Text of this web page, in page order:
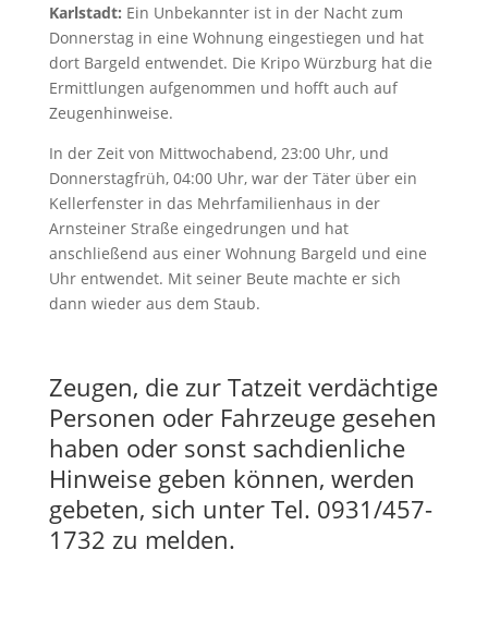
Karlstadt: Ein Unbekannter ist in der Nacht zum
Donnerstag in eine Wohnung eingestiegen und hat
dort Bargeld entwendet. Die Kripo Würzburg hat die
Ermittlungen aufgenommen und hofft auch auf
Zeugenhinweise.
In der Zeit von Mittwochabend, 23:00 Uhr, und
Donnerstagfrüh, 04:00 Uhr, war der Täter über ein
Kellerfenster in das Mehrfamilienhaus in der
Arnsteiner Straße eingedrungen und hat
anschließend aus einer Wohnung Bargeld und eine
Uhr entwendet. Mit seiner Beute machte er sich
dann wieder aus dem Staub.
Zeugen, die zur Tatzeit verdächtige
Personen oder Fahrzeuge gesehen
haben oder sonst sachdienliche
Hinweise geben können, werden
gebeten, sich unter Tel. 0931/457-
1732 zu melden.